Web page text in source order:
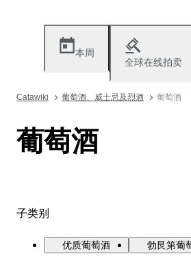
本周
全球在线拍卖
Catawiki 葡萄酒、威士忌及烈酒 葡萄酒
葡萄酒
子类别
优质葡萄酒 勃艮第葡